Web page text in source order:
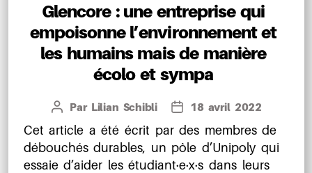
Glencore : une entreprise qui
empoisonne l’environnement et
les humains mais de manière
écolo et sympa
Auteur
l’article
Par Lilian Schibli
Date
l’article
18 avril 2022
Cet article a été écrit par des membres de
débouchés durables, un pôle d’Unipoly qui
essaie d’aider les étudiant·e·x·s dans leurs